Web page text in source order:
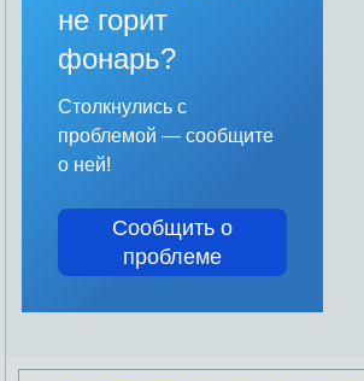
не горит
фонарь?
Столкнулись с
проблемой — сообщите
о ней!
Сообщить о
проблеме